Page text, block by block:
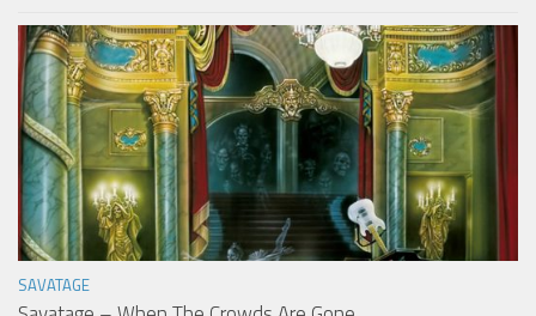
SAVATAGE